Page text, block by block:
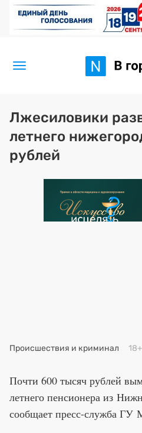
BORЩ
Искусство
Лжесиловики
летнего
рублей
Происшествия и криминал 18+
Почти 600 тысяч рублей
летнего пенсионера из
сообщает пресс-служба ГУ